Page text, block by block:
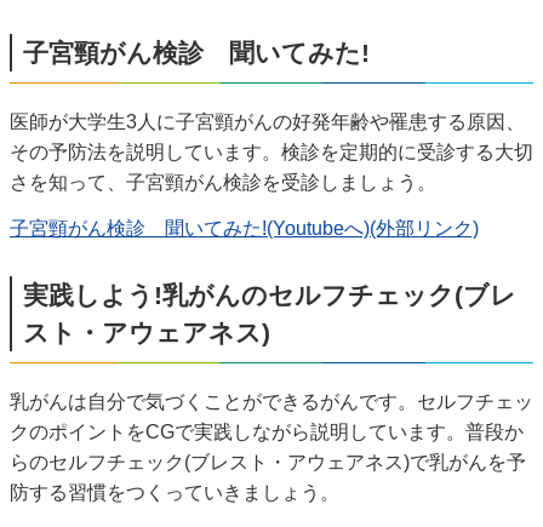
子宮頸がん検診 聞いてみた!
医師が大学生3人に子宮頸がんの好発年齢や罹患する原因、
その予防法を説明しています。検診を定期的に受診する大切
さを知って、子宮頸がん検診を受診しましょう。
子宮頸がん検診 聞いてみた!(Youtubeへ)(外部リンク)
実践しよう!乳がんのセルフチェック(ブレ
スト・アウェアネス)
乳がんは自分で気づくことができるがんです。セルフチェッ
クのポイントをCGで実践しながら説明しています。普段か
らのセルフチェック(ブレスト・アウェアネス)で乳がんを予
防する習慣をつくっていきましょう。